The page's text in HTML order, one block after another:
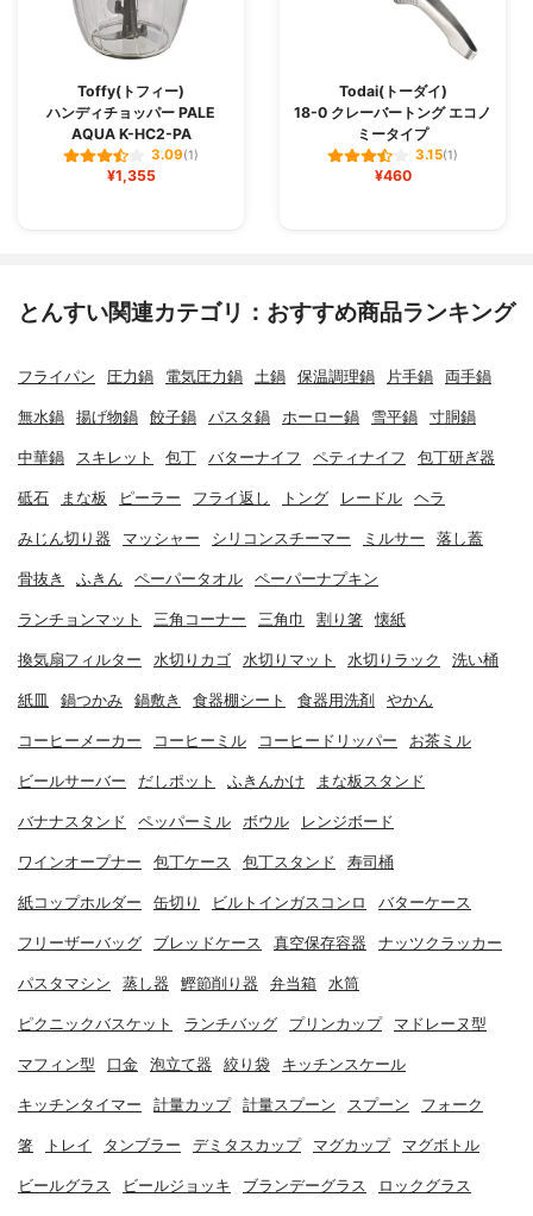
Toffy(トフィー)
ハンディチョッパー PALE
AQUA K-HC2-PA
3.09(1)
¥1,355
Todai(トーダイ)
18-0 クレーバートング エコノ
ミータイプ
3.15(1)
¥460
とんすい関連カテゴリ：おすすめ商品ランキング
フライパン 圧力鍋 電気圧力鍋 土鍋 保温調理鍋 片手鍋 両手鍋
無水鍋 揚げ物鍋 餃子鍋 パスタ鍋 ホーロー鍋 雪平鍋 寸胴鍋
中華鍋 スキレット 包丁 バターナイフ ペティナイフ 包丁研ぎ器
砥石 まな板 ピーラー フライ返し トング レードル ヘラ
みじん切り器 マッシャー シリコンスチーマー ミルサー 落し蓋
骨抜き ふきん ペーパータオル ペーパーナプキン
ランチョンマット 三角コーナー 三角巾 割り箸 懐紙
換気扇フィルター 水切りカゴ 水切りマット 水切りラック 洗い桶
紙皿 鍋つかみ 鍋敷き 食器棚シート 食器用洗剤 やかん
コーヒーメーカー コーヒーミル コーヒードリッパー お茶ミル
ビールサーバー だしポット ふきんかけ まな板スタンド
バナナスタンド ペッパーミル ボウル レンジボード
ワインオープナー 包丁ケース 包丁スタンド 寿司桶
紙コップホルダー 缶切り ビルトインガスコンロ バターケース
フリーザーバッグ ブレッドケース 真空保存容器 ナッツクラッカー
パスタマシン 蒸し器 鰹節削り器 弁当箱 水筒
ピクニックバスケット ランチバッグ プリンカップ マドレーヌ型
マフィン型 口金 泡立て器 絞り袋 キッチンスケール
キッチンタイマー 計量カップ 計量スプーン スプーン フォーク
箸 トレイ タンブラー デミタスカップ マグカップ マグボトル
ビールグラス ビールジョッキ ブランデーグラス ロックグラス